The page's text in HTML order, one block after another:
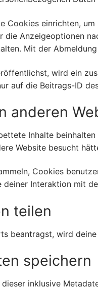
Cookies einrichten,
Anzeigeoptionen
Mit der
wird ein
auf die Beitrags-ID
anderen
Inhalte
Website besucht
Cookies
Interaktion mit
teilen
beantragst, wird
speichern
inklusive